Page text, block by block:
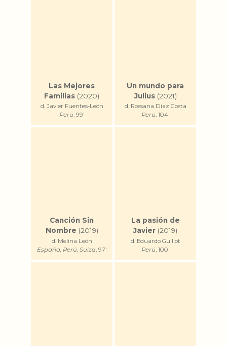
Las Mejores
Familias (2020)
d. Javier Fuentes-León
Perú, 99'
Un mundo para
Julius(2021)
d. Rossana Díaz Costa
Perú, 104'
Canción Sin
Nombre (2019)
d. Melina León
España, Perú, Suiza, 97'
La pasión de
Javier (2019)
d. Eduardo Guillot
Perú, 100'